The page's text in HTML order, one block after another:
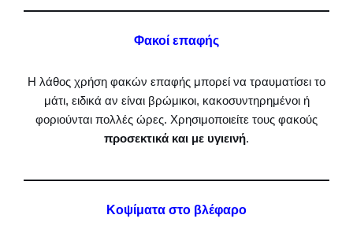
Φακοί επαφής
Η λάθος χρήση φακών επαφής μπορεί να τραυματίσει το
μάτι, ειδικά αν είναι βρώμικοι, κακοσυντηρημένοι ή
φοριούνται πολλές ώρες. Χρησιμοποιείτε τους φακούς
προσεκτικά και με υγιεινή.
Κοψίματα στο βλέφαρο